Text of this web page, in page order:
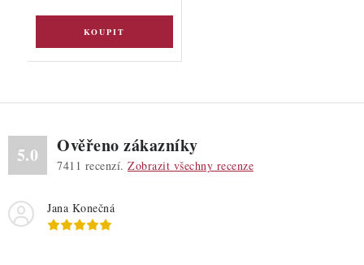
5.0 Ověřeno zákazníky
7411 recenzí. Zobrazit všechny recenze
Jana Konečná